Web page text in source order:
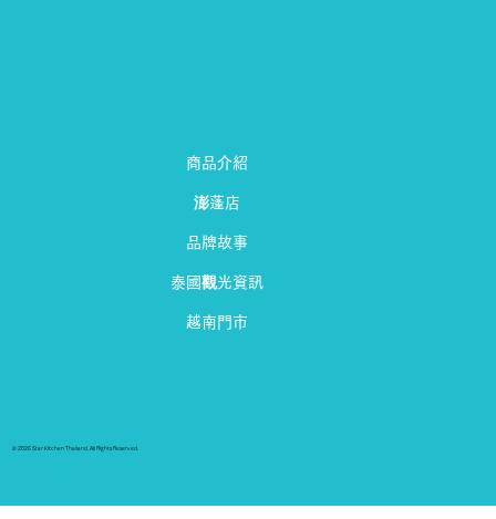
商品介紹
澎蓬店
品牌故事
泰國觀光資訊
越南門市
© 2026 Star Kitchen Thailand. All Rights Reserved.